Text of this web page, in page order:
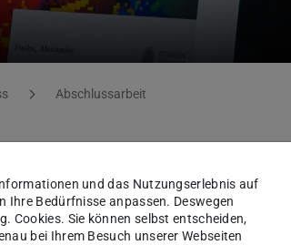
Abschlussarbeit
Model Predictive
und das Nutzungserlebnis auf
Ihre Bedürfnisse anpassen. Deswegen
Cookies. Sie können selbst entscheiden,
bei Ihrem Besuch unserer Webseiten